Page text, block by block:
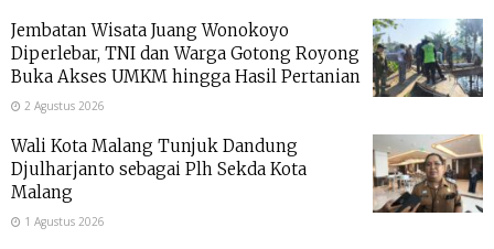
Jembatan Wisata Juang Wonokoyo
Diperlebar, TNI dan Warga Gotong Royong
Buka Akses UMKM hingga Hasil Pertanian
2 Agustus 2026
Wali Kota Malang Tunjuk Dandung
Djulharjanto sebagai Plh Sekda Kota
Malang
1 Agustus 2026